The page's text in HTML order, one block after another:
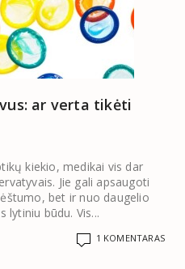
ar verta tikėti
kiekio, medikai vis dar
Jie gali apsaugoti
bet ir nuo daugelio
lytiniu būdu. Vis...
1 KOMENTARAS